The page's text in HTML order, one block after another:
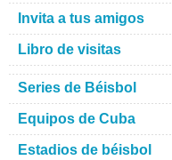
Invita a tus amigos
Libro de visitas
Series de Béisbol
Equipos de Cuba
Estadios de béisbol